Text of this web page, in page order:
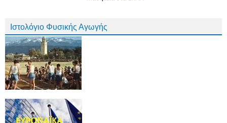
Ιστολόγιο Φυσικής Αγωγής